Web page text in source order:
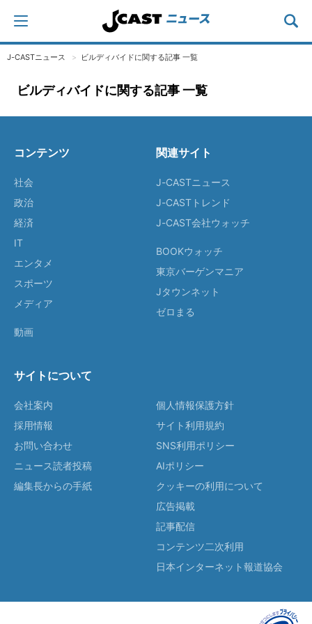
J-CASTニュース ビルディバイドに関する記事 一覧
ビルディバイドに関する記事 一覧
コンテンツ
社会
政治
経済
IT
エンタメ
スポーツ
メディア
動画
関連サイト
J-CASTニュース
J-CASTトレンド
J-CAST会社ウォッチ
BOOKウォッチ
東京バーゲンマニア
Jタウンネット
ゼロまる
サイトについて
会社案内
採用情報
お問い合わせ
ニュース読者投稿
編集長からの手紙
個人情報保護方針
サイト利用規約
SNS利用ポリシー
AIポリシー
クッキーの利用について
広告掲載
記事配信
コンテンツ二次利用
日本インターネット報道協会